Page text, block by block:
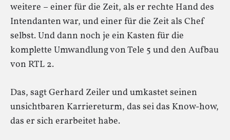
weitere – einer für die Zeit, als er rechte Hand des
Intendanten war, und einer für die Zeit als Chef
selbst. Und dann noch je ein Kasten für die
komplette Umwandlung von Tele 5 und den Aufbau
von RTL 2.
Das, sagt Gerhard Zeiler und umkastet seinen
unsichtbaren Karriereturm, das sei das Know-how,
das er sich erarbeitet habe.